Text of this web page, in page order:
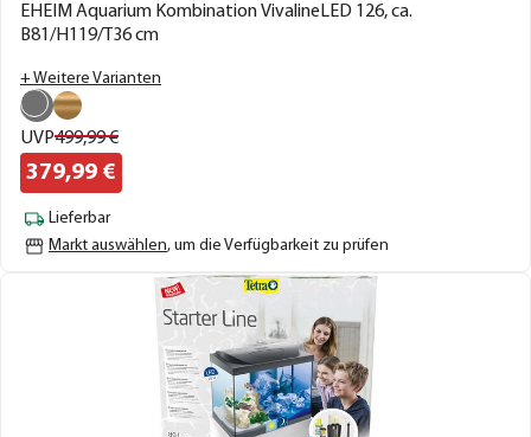
EHEIM Aquarium Kombination VivalineLED 126, ca.
B81/H119/T36 cm
+ Weitere Varianten
UVP499,99€
379,99 €
Lieferbar
Markt auswählen, um die Verfügbarkeit zu prüfen